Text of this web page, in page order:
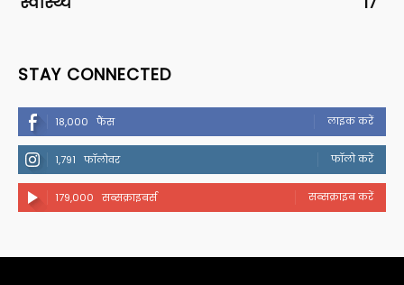
STAY CONNECTED
18,000 फैंस लाइक करें
1,791 फॉलोवर फॉलो करें
179,000 सब्सक्राइबर्स सब्सक्राइब करें